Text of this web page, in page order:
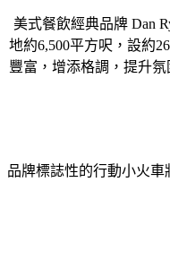
美式餐飲經典品牌 Dan
地約6,500平方呎，設約
豐富，增添格調，提升氛
品牌標誌性的行動小火